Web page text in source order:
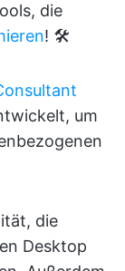
die
! 🛠
um
die
Desktop